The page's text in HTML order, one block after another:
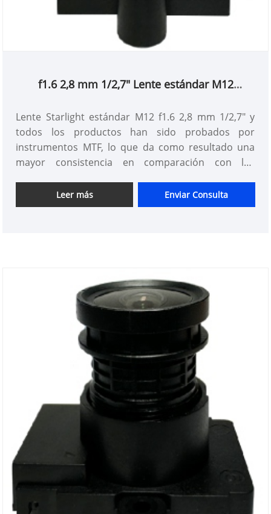
f1.6 2,8 mm 1/2,7" Lente estándar M12
Lente Starlight estándar M12 f1.6 2,8 mm 1/2,7" y
todos los productos han sido probados por
instrumentos MTF, lo que da como resultado una
mayor consistencia en comparación con los
seguro de comprar lentes M12 estándar en nuestra
fábrica.
Leer más Enviar Consulta